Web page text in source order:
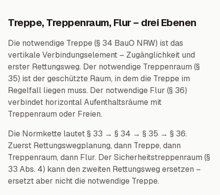
Treppe, Treppenraum, Flur – drei Ebenen
Die notwendige Treppe (§ 34 BauO NRW) ist das
vertikale Verbindungselement – Zugänglichkeit und
erster Rettungsweg. Der notwendige Treppenraum (§
35) ist der geschützte Raum, in dem die Treppe im
Regelfall liegen muss. Der notwendige Flur (§ 36)
verbindet horizontal Aufenthaltsräume mit
Treppenraum oder Freien.
Die Normkette lautet § 33 → § 34 → § 35 → § 36.
Zuerst Rettungswegplanung, dann Treppe, dann
Treppenraum, dann Flur. Der Sicherheitstreppenraum (§
33 Abs. 4) kann den zweiten Rettungsweg ersetzen –
ersetzt aber nicht die notwendige Treppe.